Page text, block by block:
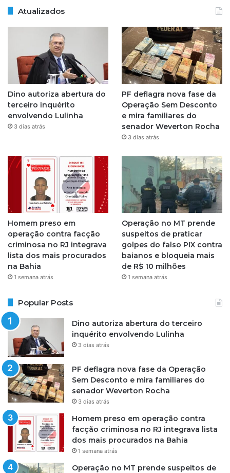
t
a
g
r
m
Atualizados
Dino autoriza abertura do
terceiro inquérito
envolvendo Lulinha
3 dias atrás
PF deflagra nova fase da
Operação Sem Desconto
e mira familiares do
senador Weverton Rocha
3 dias atrás
Homem preso em
operação contra facção
criminosa no RJ integrava
lista dos mais procurados
na Bahia
1 semana atrás
Operação no MT prende
suspeitos de praticar
golpes do falso PIX contra
baianos e bloqueia mais
de R$ 10 milhões
1 semana atrás
Popular Posts
Dino autoriza abertura do terceiro
inquérito envolvendo Lulinha
3 dias atrás
PF deflagra nova fase da Operação
Sem Desconto e mira familiares do
senador Weverton Rocha
3 dias atrás
Homem preso em operação contra
facção criminosa no RJ integrava lista
dos mais procurados na Bahia
1 semana atrás
Operação no MT prende suspeitos de